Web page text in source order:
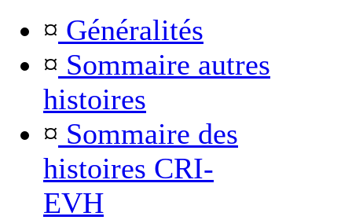
¤ Généralités
¤ Sommaire autres
histoires
¤ Sommaire des
histoires CRI-
EVH